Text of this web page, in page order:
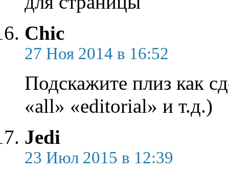
Chic
27 Ноя 2014 в 16:52
Подскажите плиз как
«all» «editorial» и т.д.)
Jedi
23 Июл 2015 в 12:39